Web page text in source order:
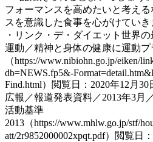
フォーマンスを高めたいと考え
スを意識した食事を心がけていき
・リンク・デ・ダイエット世界
運動／精神と身体の健康に運動
（https://www.nibiohn.go.jp/eiken/
db=NEWS.fp5&-
Find.html）閲覧日：2020年12月
広報／報道発表資料／2013年3月
活動基準
2013（https://www.mhlw.go.jp/stf/
att/2r9852000002xpqt.pdf）閲覧日